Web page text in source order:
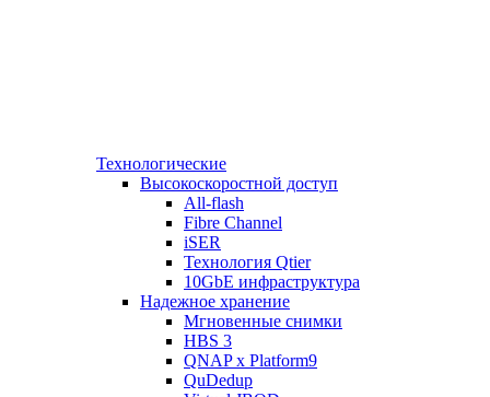
Технологические
Высокоскоростной доступ
All-flash
Fibre Channel
iSER
Технология Qtier
10GbE инфраструктура
Надежное хранение
Мгновенные снимки
HBS 3
QNAP x Platform9
QuDedup